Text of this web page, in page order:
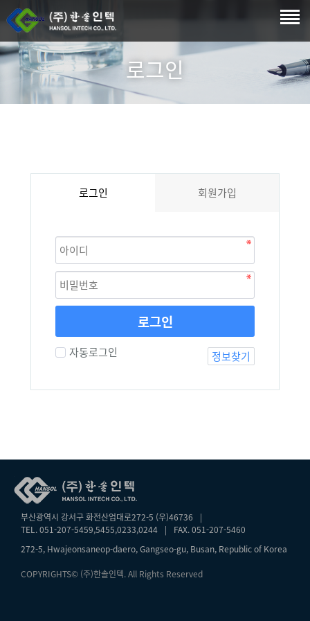
로그인
로그인 회원가입
로그인
자동로그인 정보찾기
부산광역시 강서구 화전산업대로272-5 (우)46736
|
TEL. 051-207-5459,5455,0233,0244
|
FAX. 051-207-5460
272-5, Hwajeonsaneop-daero, Gangseo-gu, Busan, Republic of Korea
COPYRIGHTS© (주)한솔인텍. All Rights Reserved